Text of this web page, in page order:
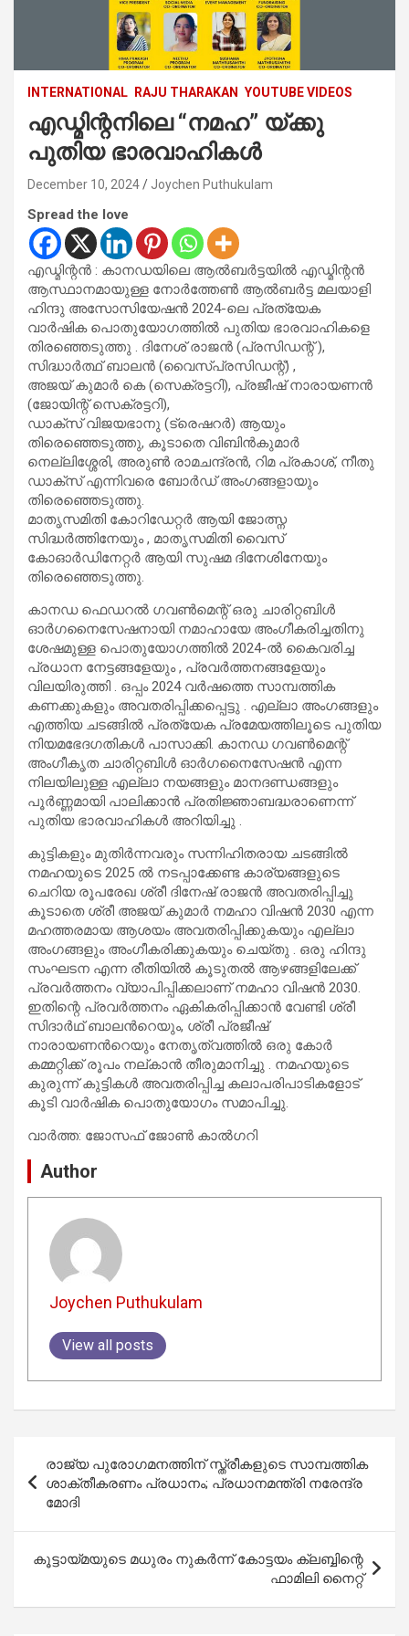
INTERNATIONAL RAJU THARAKAN YOUTUBE VIDEOS
എഡ്മിന്റനിലെ “നമഹ” യ്ക്കു
പുതിയ ഭാരവാഹികൾ
December 10, 2024 Joychen Puthukulam
Spread the love
എഡ്മിന്റൻ : കാനഡയിലെ ആൽബർട്ടയിൽ എഡ്മിന്റൻ
ആസ്ഥാനമായുള്ള നോർത്തേൺ ആൽബർട്ട മലയാളി
ഹിന്ദു അസോസിയേഷൻ 2024-ലെ പ്രത്യേക
വാർഷിക പൊതുയോഗത്തിൽ പുതിയ ഭാരവാഹികളെ
തിരഞ്ഞെടുത്തു . ദിനേശ് രാജൻ (പ്രസിഡന്റ് ),
സിദ്ധാർത്ഥ് ബാലൻ (വൈസ്പ്രസിഡന്റ്) ,
അജയ് കുമാർ കെ (സെക്രട്ടറി), പ്രജീഷ് നാരായണൻ
(ജോയിന്റ് സെക്രട്ടറി),
ഡാക്സ് വിജയഭാനു (ട്രെഷറർ) ആയും
തിരെഞ്ഞെടുത്തു, കൂടാതെ വിബിൻകുമാർ
നെല്ലിശ്ശേരി, അരുൺ രാമചന്ദ്രൻ, റിമ പ്രകാശ്, നീതു
ഡാക്സ് എന്നിവരെ ബോർഡ് അംഗങ്ങളായും
തിരെഞ്ഞെടുത്തു.
മാതൃസമിതി കോറിഡേറ്റർ ആയി ജോത്സ്ന
സിദ്ധർത്തിനേയും , മാതൃസമിതി വൈസ്
കോഓർഡിനേറ്റർ ആയി സുഷമ ദിനേശിനേയും
തിരെഞ്ഞെടുത്തു.
കാനഡ ഫെഡറൽ ഗവൺമെന്റ് ഒരു ചാരിറ്റബിൾ
ഓർഗനൈസേഷനായി നമാഹായേ അംഗീകരിച്ചതിനു
ശേഷമുള്ള പൊതുയോഗത്തിൽ 2024-ൽ കൈവരിച്ച
പ്രധാന നേട്ടങ്ങളേയും , പ്രവർത്തനങ്ങളേയും
വിലയിരുത്തി . ഒപ്പം 2024 വർഷത്തെ സാമ്പത്തിക
കണക്കുകളും അവതരിപ്പിക്കപ്പെട്ടു . എല്ലാ അംഗങ്ങളും
എത്തിയ ചടങ്ങിൽ പ്രത്യേക പ്രമേയത്തിലൂടെ പുതിയ
നിയമഭേദഗതികൾ പാസാക്കി. കാനഡ ഗവൺമെന്റ്
അംഗീകൃത ചാരിറ്റബിൾ ഓർഗനൈസേഷൻ എന്ന
നിലയിലുള്ള എല്ലാ നയങ്ങളും മാനദണ്ഡങ്ങളും
പൂർണ്ണമായി പാലിക്കാൻ പ്രതിജ്ഞാബദ്ധരാണെന്ന്
പുതിയ ഭാരവാഹികൾ അറിയിച്ചു .
കുട്ടികളും മുതിർന്നവരും സന്നിഹിതരായ ചടങ്ങിൽ
നമഹയുടെ 2025 ൽ നടപ്പാക്കേണ്ട കാര്യങ്ങളുടെ
ചെറിയ രൂപരേഖ ശ്രീ ദിനേഷ് രാജൻ അവതരിപ്പിച്ചു
കൂടാതെ ശ്രീ അജയ് കുമാർ നമഹാ വിഷൻ 2030 എന്ന
മഹത്തരമായ ആശയം അവതരിപ്പിക്കുകയും എല്ലാ
അംഗങ്ങളും അംഗീകരിക്കുകയും ചെയ്തു . ഒരു ഹിന്ദു
സംഘടന എന്ന രീതിയിൽ കൂടുതൽ ആഴങ്ങളിലേക്ക്
പ്രവർത്തനം വ്യാപിപ്പിക്കലാണ് നമഹാ വിഷൻ 2030.
ഇതിന്റെ പ്രവർത്തനം ഏകികരിപ്പിക്കാൻ വേണ്ടി ശ്രീ
സിദാർഥ് ബാലൻറെയും, ശ്രീ പ്രജീഷ്
നാരായണൻറെയും നേതൃത്വത്തിൽ ഒരു കോർ
കമ്മറ്റിക്ക് രൂപം നല്കാൻ തീരുമാനിച്ചു . നമഹയുടെ
കുരുന്ന് കുട്ടികൾ അവതരിപ്പിച്ച കലാപരിപാടികളോട്
കൂടി വാർഷിക പൊതുയോഗം സമാപിച്ചു.
വാർത്ത: ജോസഫ് ജോൺ കാൽഗറി
Author
Joychen Puthukulam
View all posts
navigation
രാജ്യ പുരോഗമനത്തിന് സ്ത്രീകളുടെ സാമ്പത്തിക
ശാക്തീകരണം പ്രധാനം; പ്രധാനമന്ത്രി നരേന്ദ്ര
മോദി
കൂട്ടായ്‌മയുടെ മധുരം നുകർന്ന് കോട്ടയം ക്ലബ്ബിന്റെ
ഫാമിലി നൈറ്റ്